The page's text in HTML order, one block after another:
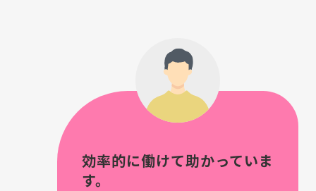
効率的に働けて助かっていま
す。